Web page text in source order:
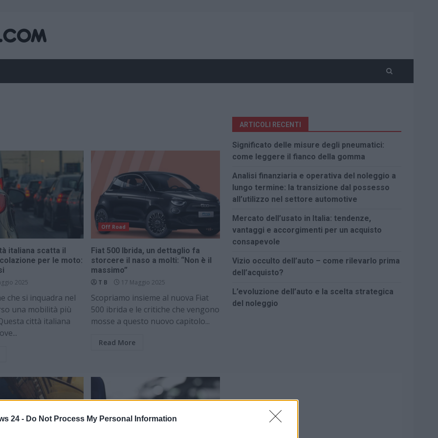
24 - Do Not Process My Personal Information
italiana scatta il
per le moto:
2025
che si inquadra nel
una mobilità più
città italiana
Off Road
Fiat 500 Ibrida, un dettaglio fa
storcere il naso a molti: “Non è il
massimo”
T B 17 Maggio 2025
Scopriamo insieme al nuova Fiat
500 ibrida e le critiche che vengono
mosse a questo nuovo capitolo...
Read More
ARTICOLI RECENTI
Significato delle misure degli pneumatici:
come leggere il fianco della gomma
Analisi finanziaria e operativa del noleggio a
lungo termine: la transizione dal possesso
all’utilizzo nel settore automotive
Mercato dell’usato in Italia: tendenze,
vantaggi e accorgimenti per un acquisto
consapevole
Vizio occulto dell’auto – come rilevarlo prima
dell’acquisto?
L’evoluzione dell’auto e la scelta strategica
del noleggio